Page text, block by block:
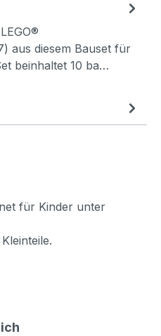
aus diesem Bauset für
beinhaltet 10 ba…
für Kinder unter